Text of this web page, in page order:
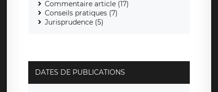
Commentaire article (17)
Conseils pratiques (7)
Jurisprudence (5)
DATES DE PUBLICATIONS